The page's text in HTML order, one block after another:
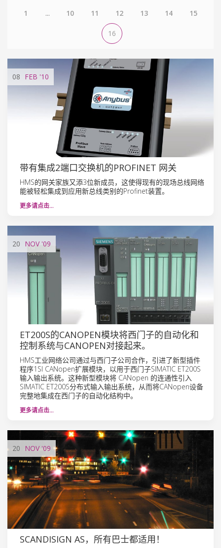
1 ... 10 11 12 13 14 15
16
08 FEB '10
带有集成2端口交换机的PROFINET 网关
HMS的网关家族又添3位新成员，这使得现有的现场总线网络
能被轻松集成到应用新总线类别的Profinet装置。
更多请点击…
20 NOV'09
ET200S的CANOPEN模块将西门子的自动化和
控制系统与CANOPEN对接起来。
HMS工业网络公司通过与西门子公司合作，引进了新型插件
程序1SI CANopen扩展模块，以用于西门子SIMATIC ET200S
输入输出系统。这种新型模块将 CANopen 的连通性引入
SIMATIC ET200S分布式输入输出系统，从而将CANopen设备
完整地集成在西门子的自动化结构中。
更多请点击…
20 NOV'09
SCANDISIGN AS，所有巴士都适用！